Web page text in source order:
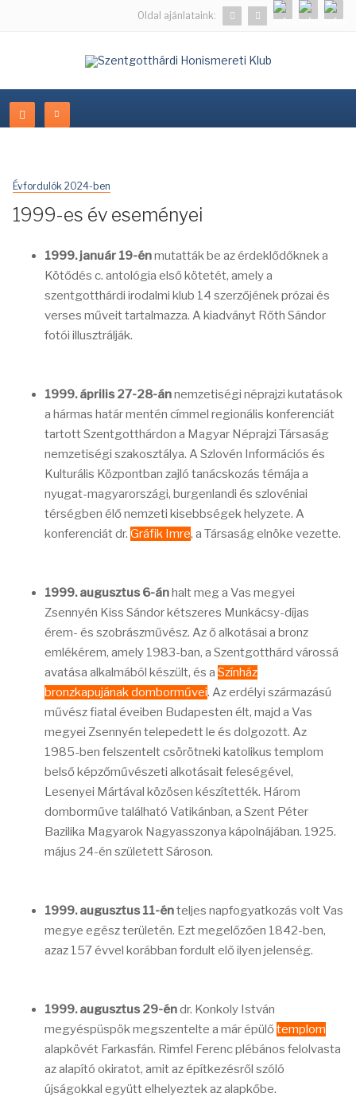
Oldal ajánlataink:
Évfordulók 2024-ben
1999-es év eseményei
1999. január 19-énmutatták be az érdeklődőknek a
Kötődés c. antológia első kötetét, amely a
szentgotthárdi irodalmi klub 14 szerzőjének prózai és
verses műveit tartalmazza. A kiadványt Rőth Sándor
fotói illusztrálják.
1999. április 27-28-ánnemzetiségi néprajzi kutatások
a hármas határ mentén címmel regionális konferenciát
tartott Szentgotthárdon a Magyar Néprajzi Társaság
nemzetiségi szakosztálya. A Szlovén Információs és
Kulturális Központban zajló tanácskozás témája a
nyugat-magyarországi, burgenlandi és szlovéniai
térségben élő nemzeti kisebbségek helyzete. A
konferenciát dr. Gráfik Imre, a Társaság elnöke vezette.
1999. augusztus 6-ánhalt meg a Vas megyei
Zsennyén Kiss Sándor kétszeres Munkácsy-díjas
érem- és szobrászművész. Az ő alkotásai a bronz
emlékérem, amely 1983-ban, a Szentgotthárd várossá
avatása alkalmából készült, és a Színház
bronzkapujának domborművei. Az erdélyi származású
művész fiatal éveiben Budapesten élt, majd a Vas
megyei Zsennyén telepedett le és dolgozott. Az
1985-ben felszentelt csörötneki katolikus templom
belső képzőművészeti alkotásait feleségével,
Lesenyei Mártával közösen készítették. Három
domborműve található Vatikánban, a Szent Péter
Bazilika Magyarok Nagyasszonya kápolnájában. 1925.
május 24-én született Sároson.
1999. augusztus 11-énteljes napfogyatkozás volt Vas
megye egész területén. Ezt megelőzően 1842-ben,
azaz 157 évvel korábban fordult elő ilyen jelenség.
1999. augusztus 29-éndr. Konkoly István
megyéspüspök megszentelte a már épülőtemplom
alapkövét Farkasfán. Rimfel Ferenc plébános felolvasta
az alapító okiratot, amit az építkezésről szóló
újságokkal együtt elhelyeztek az alapkőbe.